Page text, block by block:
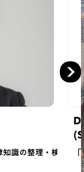
知識の整理・検